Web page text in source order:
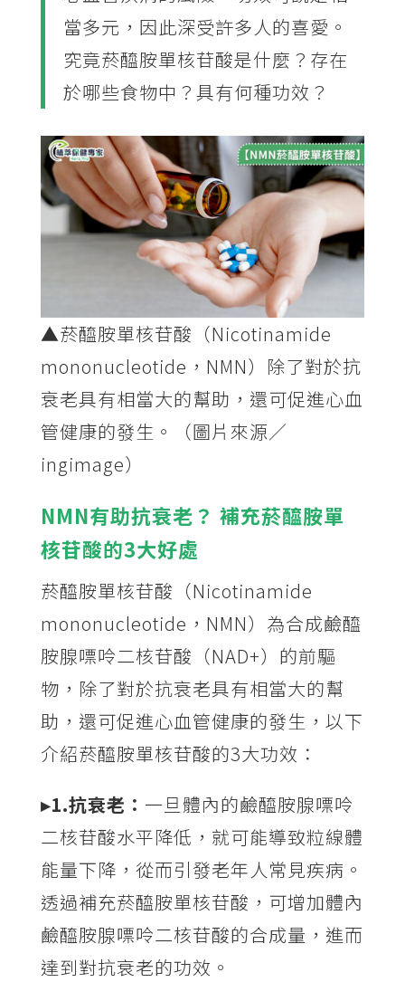
當多元，因此深受許多人的喜愛。
究竟菸醯胺單核苷酸是什麼？存在
於哪些食物中？具有何種功效？
▲菸醯胺單核苷酸（Nicotinamide
mononucleotide，NMN）除了對於抗
衰老具有相當大的幫助，還可促進心血
管健康的發生。（圖片來源／
ingimage）
NMN有助抗衰老？ 補充菸醯胺單
核苷酸的3大好處
菸醯胺單核苷酸（Nicotinamide
mononucleotide，NMN）為合成鹼醯
胺腺嘌呤二核苷酸（NAD+）的前驅
物，除了對於抗衰老具有相當大的幫
助，還可促進心血管健康的發生，以下
介紹菸醯胺單核苷酸的3大功效：
▸1.抗衰老： 一旦體內的鹼醯胺腺嘌呤
二核苷酸水平降低，就可能導致粒線體
能量下降，從而引發老年人常見疾病。
透過補充菸醯胺單核苷酸，可增加體內
鹼醯胺腺嘌呤二核苷酸的合成量，進而
達到對抗衰老的功效。